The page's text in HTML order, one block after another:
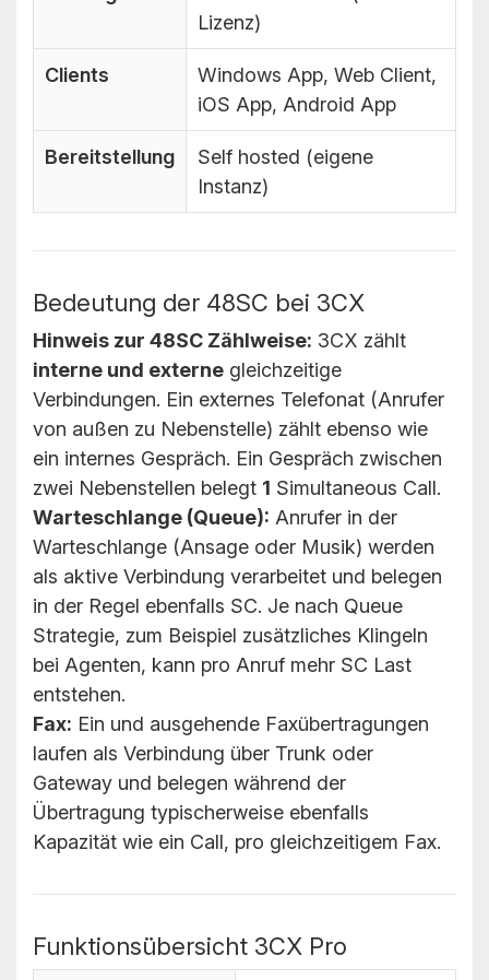
Lizenz)
Clients
Windows App, Web Client,
iOS App, Android App
Bereitstellung
Self hosted (eigene
Instanz)
Bedeutung der 48SC bei 3CX
Hinweis zur 48SC Zählweise: 3CX zählt
interne und externe gleichzeitige
Verbindungen. Ein externes Telefonat (Anrufer
von außen zu Nebenstelle) zählt ebenso wie
ein internes Gespräch. Ein Gespräch zwischen
zwei Nebenstellen belegt 1 Simultaneous Call.
Warteschlange (Queue): Anrufer in der
Warteschlange (Ansage oder Musik) werden
als aktive Verbindung verarbeitet und belegen
in der Regel ebenfalls SC. Je nach Queue
Strategie, zum Beispiel zusätzliches Klingeln
bei Agenten, kann pro Anruf mehr SC Last
entstehen.
Fax: Ein und ausgehende Faxübertragungen
laufen als Verbindung über Trunk oder
Gateway und belegen während der
Übertragung typischerweise ebenfalls
Kapazität wie ein Call, pro gleichzeitigem Fax.
Funktionsübersicht 3CX Pro